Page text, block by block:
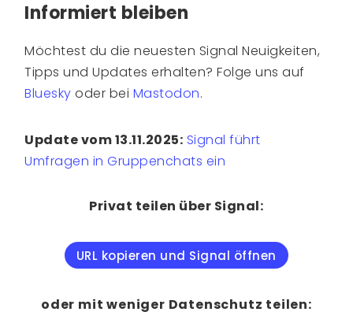
Informiert bleiben
Möchtest du die neuesten Signal Neuigkeiten,
Tipps und Updates erhalten? Folge uns auf
Bluesky oder bei Mastodon.
Update vom 13.11.2025: Signal führt
Umfragen in Gruppenchats ein
Privat teilen über Signal:
URL kopieren und Signal öffnen
oder mit weniger Datenschutz teilen: